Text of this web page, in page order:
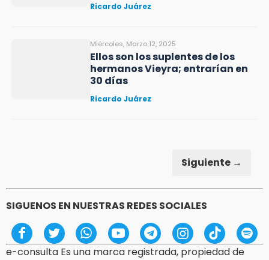
Ricardo Juárez
Miércoles, Marzo 12, 2025
Ellos son los suplentes de los
hermanos Vieyra; entrarían en
30 días
Ricardo Juárez
Siguiente →
SIGUENOS EN NUESTRAS REDES SOCIALES
e-consulta Es una marca registrada, propiedad de